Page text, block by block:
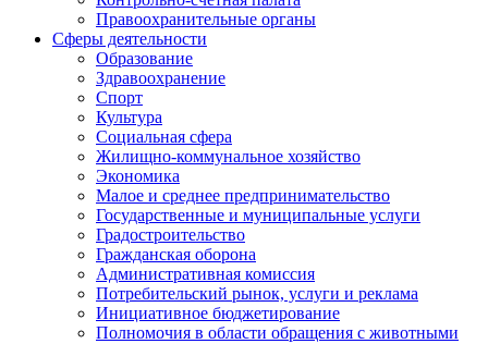
Правоохранительные органы
Сферы деятельности
Образование
Здравоохранение
Спорт
Культура
Социальная сфера
Жилищно-коммунальное хозяйство
Экономика
Малое и среднее предпринимательство
Государственные и муниципальные услуги
Градостроительство
Гражданская оборона
Административная комиссия
Потребительский рынок, услуги и реклама
Инициативное бюджетирование
Полномочия в области обращения с животными